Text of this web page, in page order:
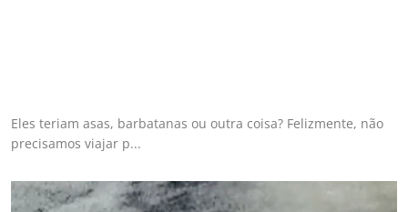
Eles teriam asas, barbatanas ou outra coisa? Felizmente, não
precisamos viajar p...